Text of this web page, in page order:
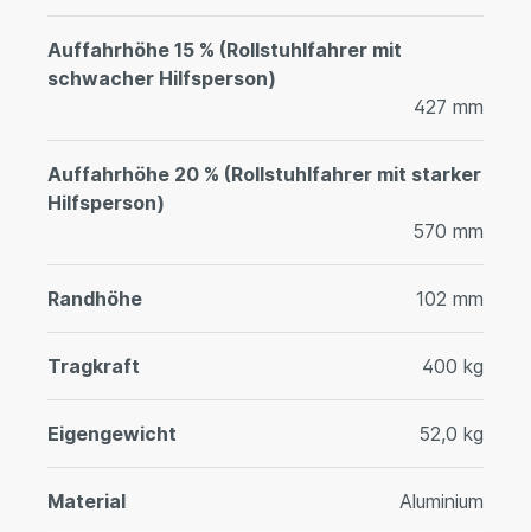
Auffahrhöhe 15 % (Rollstuhlfahrer mit
schwacher Hilfsperson)
427 mm
Auffahrhöhe 20 % (Rollstuhlfahrer mit starker
Hilfsperson)
570 mm
Randhöhe 102 mm
Tragkraft 400 kg
Eigengewicht 52,0 kg
Material Aluminium